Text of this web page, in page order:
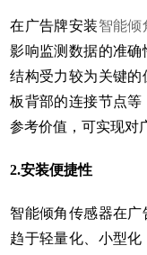
在广告牌安装智能倾
影响监测数据的准
结构受力较为关键
板背部的连接节点
参考价值，可实现对
2.安装便捷性
智能倾角传感器在
趋于轻量化、小型